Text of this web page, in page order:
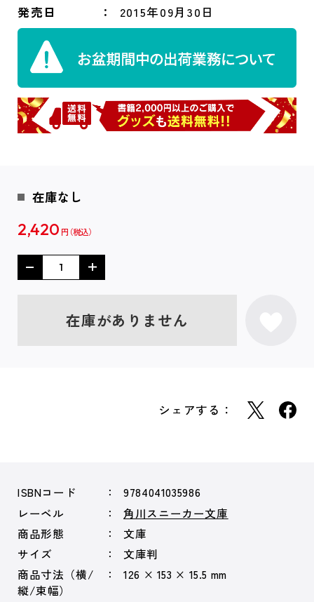
発売日 2015年09月30日
在庫なし
2,420 円
在庫がありません
シェアする：
ISBNコード
9784041035986
レーベル
角川スニーカー文庫
商品形態
文庫
サイズ
文庫判
商品寸法（横/
縦/束幅）
126 × 153 × 15.5 mm